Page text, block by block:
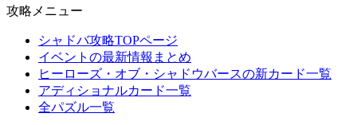
攻略メニュー
シャドバ攻略TOPページ
イベントの最新情報まとめ
ヒーローズ・オブ・シャドウバースの新カード一覧
アディショナルカード一覧
全パズル一覧